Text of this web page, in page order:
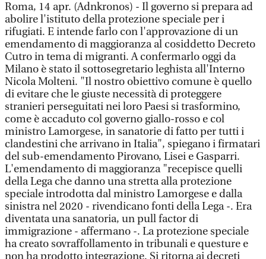
Roma, 14 apr. (Adnkronos) - Il governo si prepara ad
abolire l'istituto della protezione speciale per i
rifugiati. E intende farlo con l'approvazione di un
emendamento di maggioranza al cosiddetto Decreto
Cutro in tema di migranti. A confermarlo oggi da
Milano è stato il sottosegretario leghista all'Interno
Nicola Molteni. "Il nostro obiettivo comune è quello
di evitare che le giuste necessità di proteggere
stranieri perseguitati nei loro Paesi si trasformino,
come è accaduto col governo giallo-rosso e col
ministro Lamorgese, in sanatorie di fatto per tutti i
clandestini che arrivano in Italia", spiegano i firmatari
del sub-emendamento Pirovano, Lisei e Gasparri.
L'emendamento di maggioranza "recepisce quelli
della Lega che danno una stretta alla protezione
speciale introdotta dal ministro Lamorgese e dalla
sinistra nel 2020 - rivendicano fonti della Lega -. Era
diventata una sanatoria, un pull factor di
immigrazione - affermano -. La protezione speciale
ha creato sovraffollamento in tribunali e questure e
non ha prodotto integrazione. Si ritorna ai decreti